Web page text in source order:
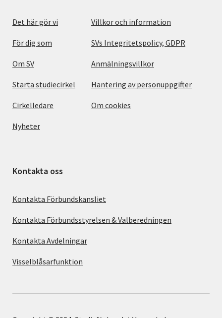
Det här gör vi
För dig som
Om SV
Starta studiecirkel
Cirkelledare
Nyheter
Villkor och information
SVs Integritetspolicy, GDPR
Anmälningsvillkor
Hantering av personuppgifter
Om cookies
Kontakta oss
Kontakta Förbundskansliet
Kontakta Förbundsstyrelsen & Valberedningen
Kontakta Avdelningar
Visselblåsarfunktion